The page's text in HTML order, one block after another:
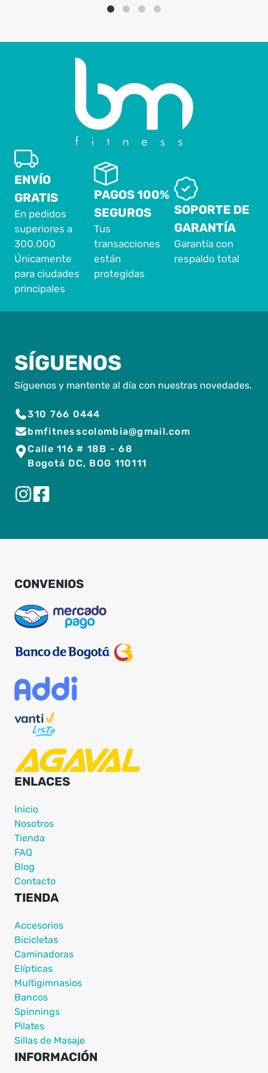
ENVÍO
GRATIS
En pedidos
superiores a
300.000
Únicamente
para ciudades
principales
PAGOS 100%
SEGUROS
Tus
transacciones
están
protegidas
SOPORTE DE
GARANTÍA
Garantía con
respaldo total
SÍGUENOS
Síguenos y mantente al día con nuestras novedades.
310 766 0444
bmfitnesscolombia@gmail.com
Calle 116 # 18B - 68
Bogotá DC, BOG 110111
CONVENIOS
ENLACES
Inicio
Nosotros
Tienda
FAQ
Blog
Contacto
TIENDA
Accesorios
Bicicletas
Caminadoras
Elípticas
Multigimnasios
Bancos
Spinnings
Pilates
Sillas de Masaje
INFORMACIÓN